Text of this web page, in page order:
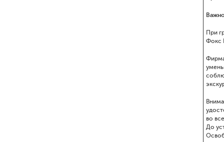
При
Фокс
во
До